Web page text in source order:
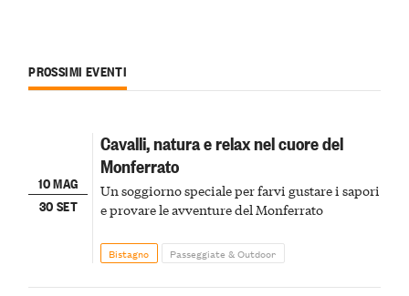
PROSSIMI EVENTI
10 MAG
30 SET
Cavalli, natura e relax nel cuore del
Monferrato
Un soggiorno speciale per farvi gustare i sapori
e provare le avventure del Monferrato
Bistagno Passeggiate & Outdoor